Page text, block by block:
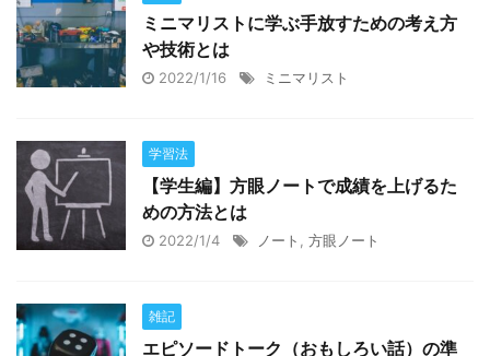
ミニマリストに学ぶ手放すための考え方
や技術とは
2022/1/16 ミニマリスト
学習法
【学生編】方眼ノートで成績を上げるた
めの方法とは
2022/1/4 ノート 方眼ノート
雑記
エピソードトーク（おもしろい話）の準